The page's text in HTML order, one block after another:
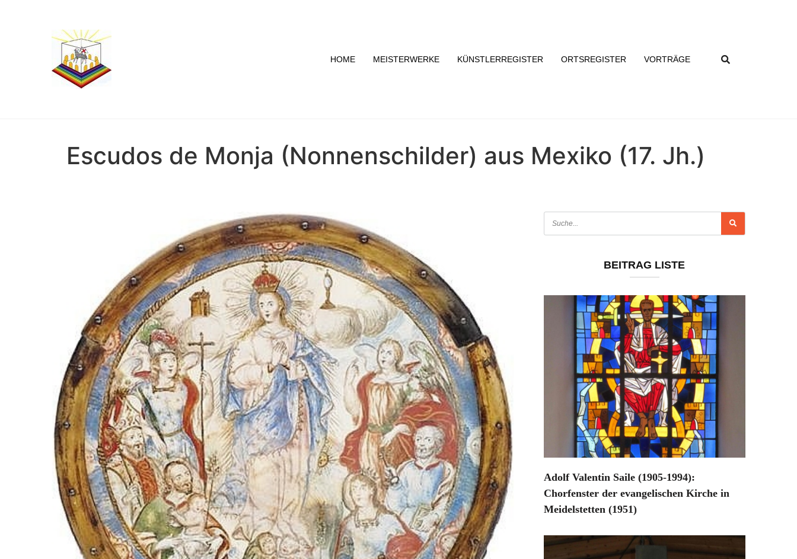
HOME MEISTERWERKE KÜNSTLERREGISTER ORTSREGISTER VORTRÄGE
Escudos de Monja (Nonnenschilder) aus Mexiko (17. Jh.)
BEITRAG LISTE
Adolf Valentin Saile (1905-1994):
Chorfenster der evangelischen Kirche in
Meidelstetten (1951)